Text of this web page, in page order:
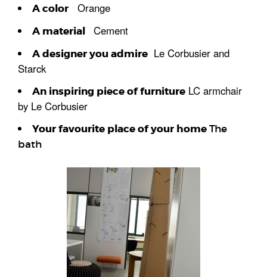
A colorOrange
A material Cement
A designer you admireLe Corbusier and
Starck
An inspiring piece of furnitureLC armchair
by Le Corbusier
Your favourite place of your homeThe
bath